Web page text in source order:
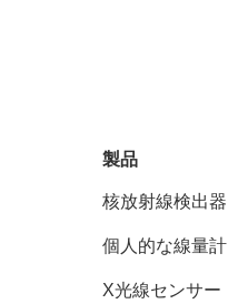
製品
核放射線検出器
個人的な線量計
X光線センサー